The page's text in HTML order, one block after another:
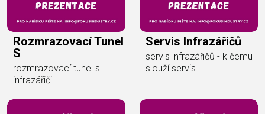
Rozmrazovací Tunel
S
rozmrazovací tunel s
infrazářiči
Servis Infrazářičů
servis infrazářičů - k čemu
slouží servis